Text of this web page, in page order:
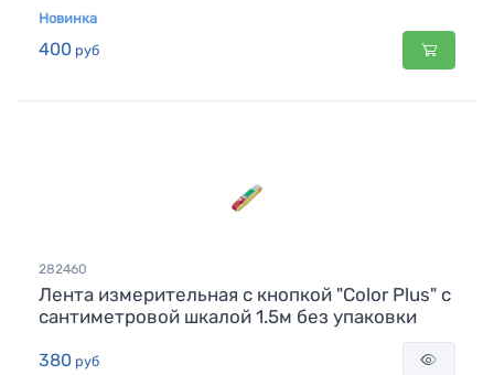
Новинка
400 руб
282460
Лента измерительная с кнопкой "Color Plus" с
сантиметровой шкалой 1.5м без упаковки
380 руб